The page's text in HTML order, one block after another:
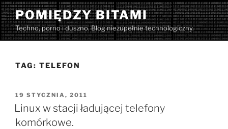
Przejdź
do
treści
POMIĘDZY BITAMI
Techno, porno i duszno. Blog niezupełnie technologiczny.
TAG: TELEFON
OPUBLIKOWANE
W
19 STYCZNIA, 2011
Linux w stacji ładującej telefony
komórkowe.